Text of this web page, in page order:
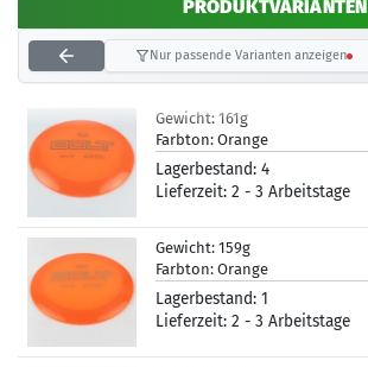
PRODUKTVARIANTEN
Nur passende Varianten anzeigen
Gewicht: 161g
Farbton: Orange
Lagerbestand: 4
Lieferzeit: 2 - 3 Arbeitstage
Gewicht: 159g
Farbton: Orange
Lagerbestand: 1
Lieferzeit: 2 - 3 Arbeitstage